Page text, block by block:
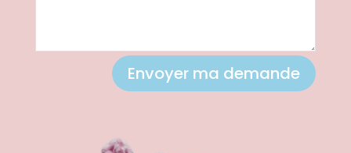
Envoyer ma demande